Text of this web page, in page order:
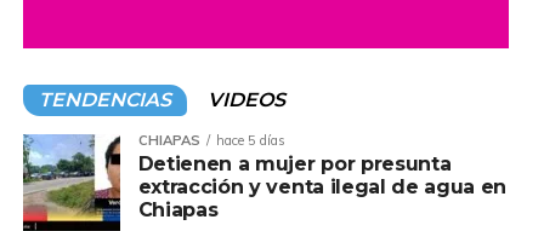
gratuitas a mujeres de 40 a 69 años, como parte de la
Mama.
La dependencia estatal informó que esta estrategia
busca no solo fortalecer la detección oportuna de este
padecimiento a través de la mastografía, sino además
TENDENCIAS VIDEOS
CHIAPAS hace 5 días
Detienen a mujer por presunta
extracción y venta ilegal de agua en
Chiapas